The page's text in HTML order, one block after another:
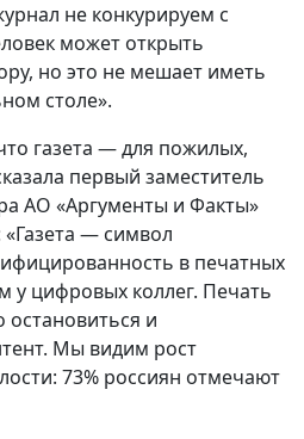
не конкурируем с
может открыть
но это не мешает иметь
столе».
газета — для пожилых,
первый заместитель
АО «Аргументы и Факты»
«Газета — символ
в печатных
цифровых коллег. Печать
и
Мы видим рост
73% россиян отмечают